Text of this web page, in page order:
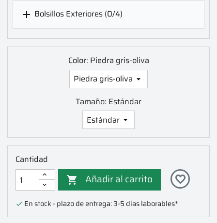
 Bolsillos Exteriores (0/4)
Color: Piedra gris-oliva
Tamaño: Estándar
Cantidad
 Añadir al carrito favorite_border
 En stock - plazo de entrega: 3-5 días laborables*